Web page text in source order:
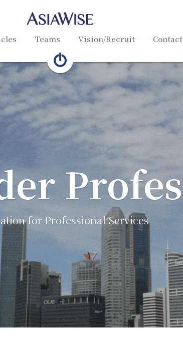
Teams Vision/Recruit Contact
for Professional Services